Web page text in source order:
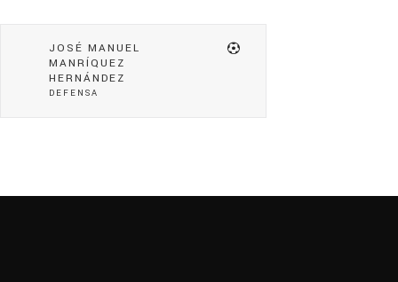
JOSÉ MANUEL
MANRÍQUEZ
HERNÁNDEZ
DEFENSA